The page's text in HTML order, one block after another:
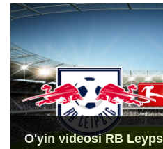
O'yin videosi RB